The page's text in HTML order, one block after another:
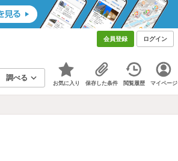
会員登録 ログイン
調べる
お気に入り 保存した条件 閲覧履歴 マイページ